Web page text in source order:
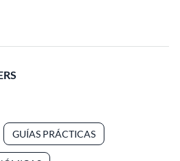
GUÍAS PRÁCTICAS